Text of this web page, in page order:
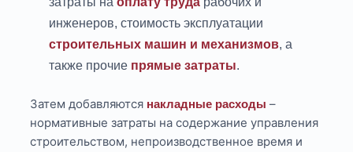
инженеров, стоимость эксплуатации
строительных машин и механизмов, а
также прочие прямые затраты.
Затем добавляются накладные расходы –
нормативные затраты на содержание управления
строительством, непроизводственное время и